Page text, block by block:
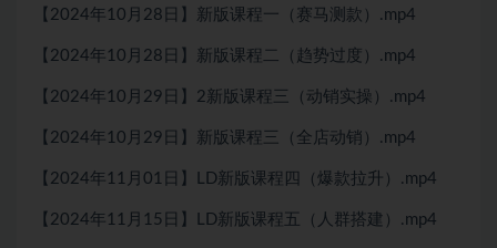
【2024年10月28日】新版课程一（赛马测款）.mp4
【2024年10月28日】新版课程二（趋势过度）.mp4
【2024年10月29日】2新版课程三（动销实操）.mp4
【2024年10月29日】新版课程三（全店动销）.mp4
【2024年11月01日】LD新版课程四（爆款拉升）.mp4
【2024年11月15日】LD新版课程五（人群搭建）.mp4